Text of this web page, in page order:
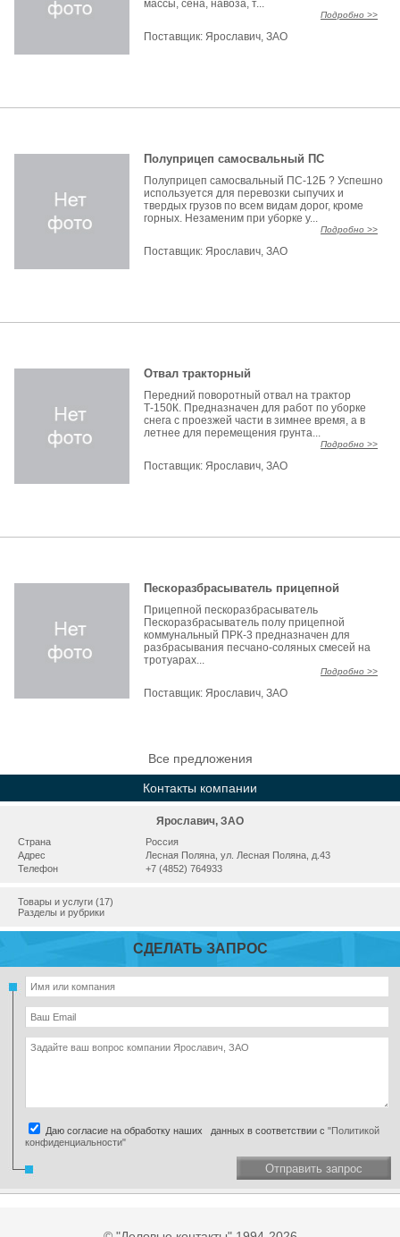
массы, сена, навоза, т...
Подробно >>
Поставщик:Ярославич, ЗАО
Полуприцеп самосвальный ПС
Полуприцеп самосвальный ПС-12Б ? Успешно
используется для перевозки сыпучих и
твердых грузов по всем видам дорог, кроме
горных. Незаменим при уборке у...
Подробно >>
Поставщик:Ярославич, ЗАО
Отвал тракторный
Передний поворотный отвал на трактор
Т-150К. Предназначен для работ по уборке
снега с проезжей части в зимнее время, а в
летнее для перемещения грунта...
Подробно >>
Поставщик:Ярославич, ЗАО
Пескоразбрасыватель прицепной
Прицепной пескоразбрасыватель
Пескоразбрасыватель полу прицепной
коммунальный ПРК-3 предназначен для
разбрасывания песчано-соляных смесей на
тротуарах...
Подробно >>
Поставщик:Ярославич, ЗАО
Все предложения
Контакты компании
Ярославич, ЗАО
Страна
Россия
Адрес
Лесная Поляна, ул. Лесная Поляна, д.43
Телефон
+7 (4852) 764933
Товары и услуги (17)
Разделы и рубрики
СДЕЛАТЬ ЗАПРОС
Даю согласие на обработку наших данных в соответствии с "Политикой
конфиденциальности"
Отправить запрос